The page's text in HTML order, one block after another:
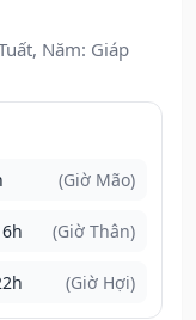
Năm: Giáp
(Giờ Mão)
(Giờ Thân)
(Giờ Hợi)